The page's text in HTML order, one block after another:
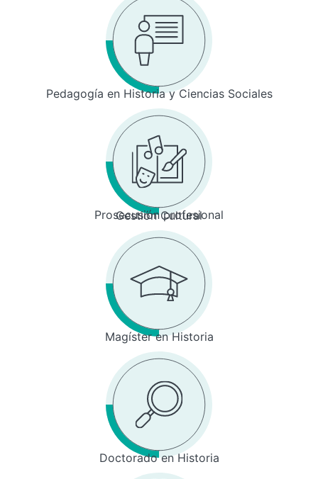
Pedagogía en Historia y Ciencias Sociales
Prosecusión profesional
Gestión Cultural
Magíster en Historia
Doctorado en Historia